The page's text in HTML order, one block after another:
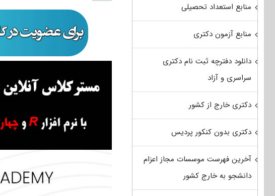
منابع استعداد تحصیلی
منابع آزمون دکتری
دانلود دفترچه ثبت نام دکتری
سراسری و آزاد
دکتری خارج از کشور
دکتری بدون کنکور پردیس
آخرین فهرست موسسات مجاز اعزام
دانشجو به خارج کشور